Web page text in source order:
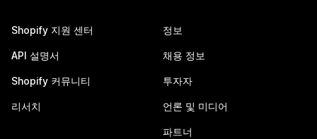
Shopify 지원 센터
API 설명서
Shopify 커뮤니티
리서치
정보
채용 정보
투자자
언론 및 미디어
파트너